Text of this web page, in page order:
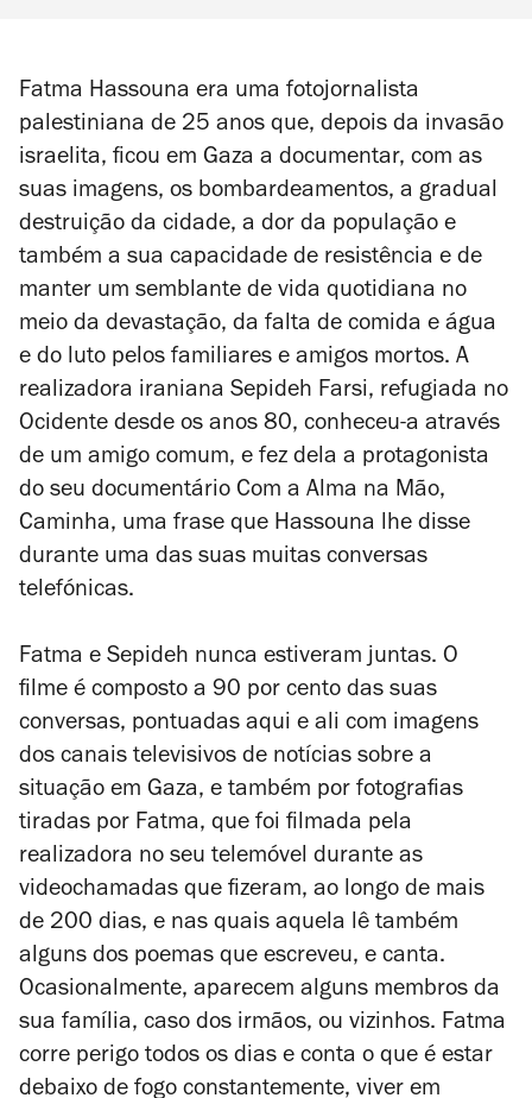
Fatma Hassouna era uma fotojornalista
palestiniana de 25 anos que, depois da invasão
israelita, ficou em Gaza a documentar, com as
suas imagens, os bombardeamentos, a gradual
destruição da cidade, a dor da população e
também a sua capacidade de resistência e de
manter um semblante de vida quotidiana no
meio da devastação, da falta de comida e água
e do luto pelos familiares e amigos mortos. A
realizadora iraniana Sepideh Farsi, refugiada no
Ocidente desde os anos 80, conheceu-a através
de um amigo comum, e fez dela a protagonista
do seu documentário Com a Alma na Mão,
Caminha, uma frase que Hassouna lhe disse
durante uma das suas muitas conversas
telefónicas.
Fatma e Sepideh nunca estiveram juntas. O
filme é composto a 90 por cento das suas
conversas, pontuadas aqui e ali com imagens
dos canais televisivos de notícias sobre a
situação em Gaza, e também por fotografias
tiradas por Fatma, que foi filmada pela
realizadora no seu telemóvel durante as
videochamadas que fizeram, ao longo de mais
de 200 dias, e nas quais aquela lê também
alguns dos poemas que escreveu, e canta.
Ocasionalmente, aparecem alguns membros da
sua família, caso dos irmãos, ou vizinhos. Fatma
corre perigo todos os dias e conta o que é estar
debaixo de fogo constantemente, viver em